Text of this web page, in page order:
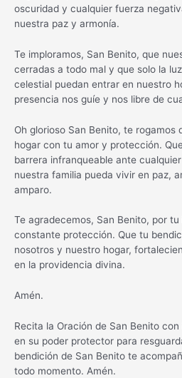
oscuridad y cualquier fuerza
nuestra paz y armonía.
Te imploramos, San Benito, que
cerradas a todo mal y que solo la
celestial puedan entrar en nuestro
presencia nos guíe y nos libre de
Oh glorioso San Benito, te rogamos
hogar con tu amor y protección.
barrera infranqueable ante
nuestra familia pueda vivir en paz,
amparo.
Te agradecemos, San Benito, por
constante protección. Que tu
nosotros y nuestro hogar,
en la providencia divina.
Amén.
Recita la Oración de San Benito
en su poder protector para
bendición de San Benito te
todo momento. Amén.